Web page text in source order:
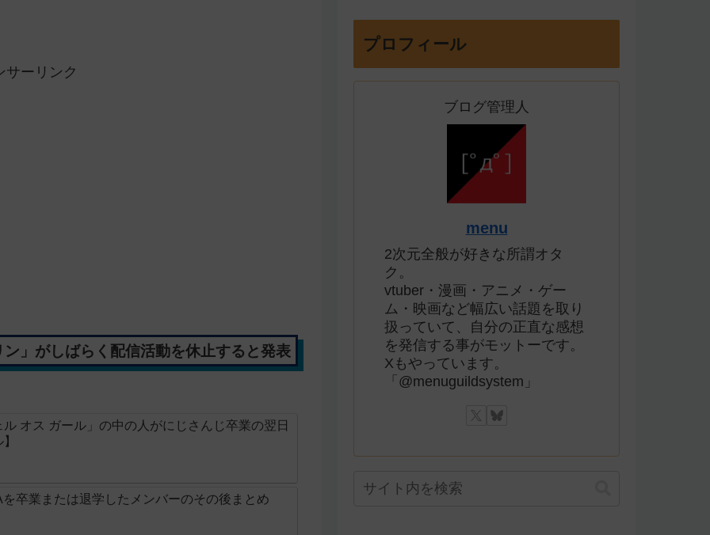
サーリンク
」がしばらく配信活動を休止すると発表
オス ガール」の中の人がにじさんじ卒業の翌日
卒業または退学したメンバーのその後まとめ
プロフィール
ブログ管理人
menu
2次元全般が好きな所謂オタ
ク。
vtuber・漫画・アニメ・ゲー
ム・映画など幅広い話題を取り
扱っていて、自分の正直な感想
を発信する事がモットーです。
Xもやっています。
「@menuguildsystem」